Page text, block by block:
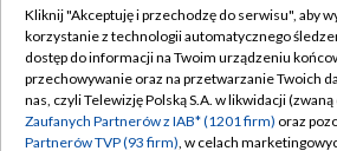
TVP
Abonament TVP
Emisja w TVP
Regulamin TVP
Polityka
Kliknij "Akceptuję i przechodzę do serwisu", aby
korzystanie z technologii automatycznego
dostęp do informacji na Twoim urządzeniu
przechowywanie oraz na przetwarzanie Twoich
nas, czyli Telewizję Polską S.A. w likwidacji
Zaufanych Partnerów z IAB* (1201 firm) oraz
Partnerów TVP (93 firm), w celach